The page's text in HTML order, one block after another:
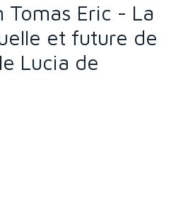
Tomas Eric - La
et future de
Lucia de